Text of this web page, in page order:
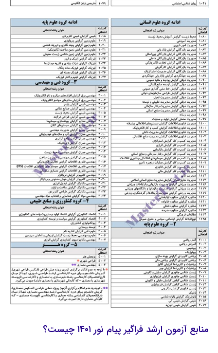
منابع آزمون ارشد فراگیر پیام نور ۱۴۰۱ چیست؟